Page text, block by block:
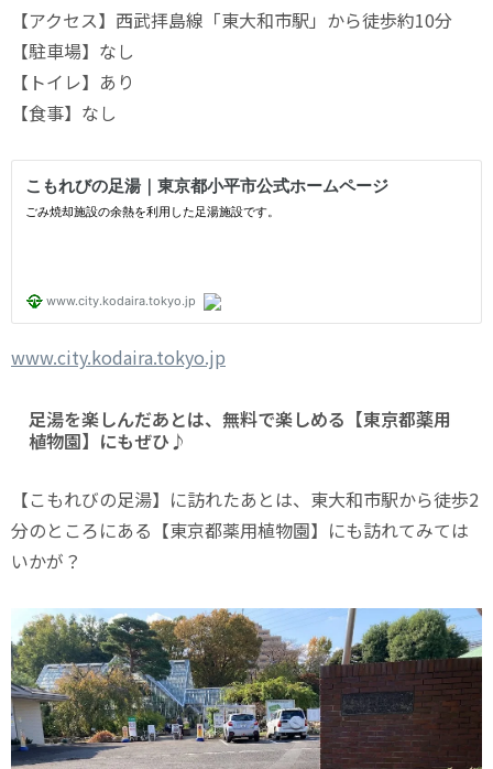
【アクセス】西武拝島線「東大和市駅」から徒歩約10分
【駐車場】なし
【トイレ】あり
【食事】なし
www.city.kodaira.tokyo.jp
足湯を楽しんだあとは、無料で楽しめる【東京都薬用
植物園】にもぜひ♪
【こもれびの足湯】に訪れたあとは、東大和市駅から徒歩2
分のところにある【東京都薬用植物園】にも訪れてみては
いかが？